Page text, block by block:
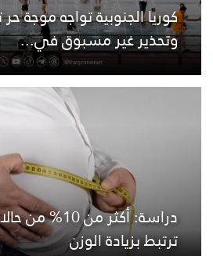
وتحذير غير مسبوق في...
دراسة: أكثر
ترتبط بزيادة الوزن